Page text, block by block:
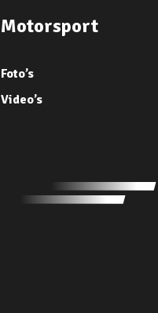
Motorsport
Foto’s
Video’s